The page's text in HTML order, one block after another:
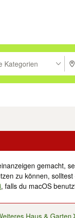
zu suchen, oder
Kategorien
gemacht,
zu können,
, falls du macOS
Haus & Garten